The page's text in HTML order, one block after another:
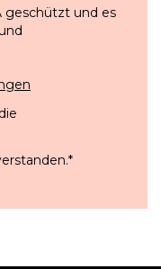
geschützt und es
*